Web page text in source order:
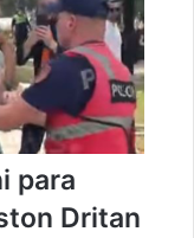
para
Dritan